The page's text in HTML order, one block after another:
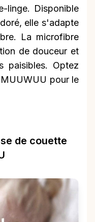
linge. Disponible
elle s'adapte
La microfibre
de douceur et
paisibles. Optez
pour le
de couette